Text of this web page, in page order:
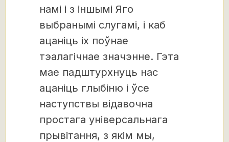
намі і з іншымі Яго
выбранымі слугамі, і каб
ацаніць іх поўнае
тэалагічнае значэнне. Гэта
мае падштурхнуць нас
ацаніць глыбіню і ўсе
наступствы відавочна
простага універсальнага
прывітання, з якім мы,